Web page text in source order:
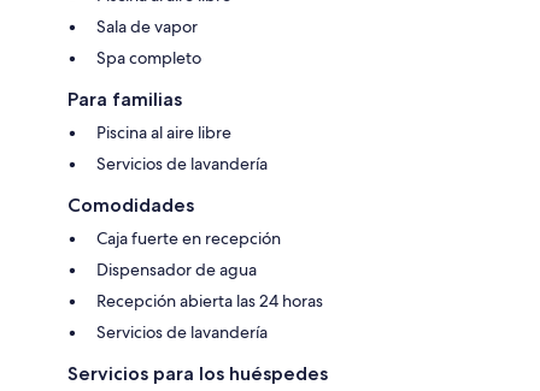
Sala de vapor
Spa completo
Para familias
Piscina al aire libre
Servicios de lavandería
Comodidades
Caja fuerte en recepción
Dispensador de agua
Recepción abierta las 24 horas
Servicios de lavandería
Servicios para los huéspedes